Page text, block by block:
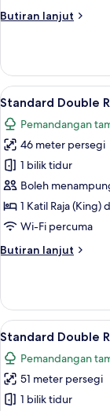
Butiran lanjut
Butiran
Suite,
Terrace
(Unique)
Lihat
semua
foto
untuk
Standard
Double
Room,
Terrace
6
Standard Double
Pemandangan
46 meter persegi
1 bilik tidur
Boleh
1 Katil Raja (King)
Wi-Fi percuma
Butiran lanjut
Butiran
Double
Room,
Terrace
Lihat
semua
foto
untuk
Standard
5
Standard Double
Pemandangan
51 meter persegi
1 bilik tidur